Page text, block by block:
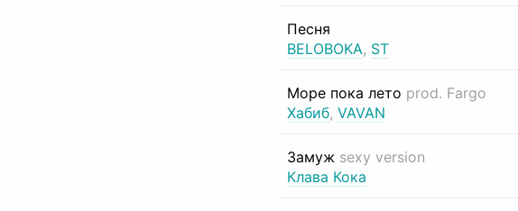
Песня
BELOBOKA, ST
Море пока лето prod. Fargo
Хабиб, VAVAN
Замуж sexy version
Клава Кока